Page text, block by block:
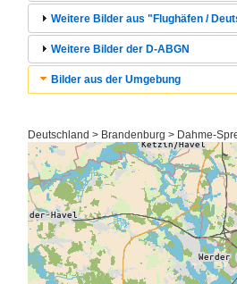
Weitere Bilder aus "Flughäfen /
Weitere Bilder der D-ABGN
Bilder aus der Umgebung
Deutschland > Brandenburg > Dahme-